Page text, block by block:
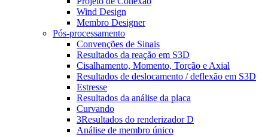
Wind Design
Membro Designer
Pós-processamento
Convenções de Sinais
Resultados da reação em S3D
Cisalhamento, Momento, Torção e Axial
Resultados de deslocamento / deflexão em S3D
Estresse
Resultados da análise da placa
Curvando
3Resultados do renderizador D
Análise de membro único